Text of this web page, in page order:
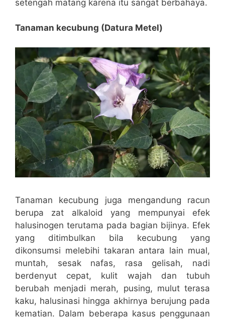
setengah matang karena itu sangat berbahaya.
Tanaman kecubung (Datura Metel)
Tanaman kecubung juga mengandung racun
berupa zat alkaloid yang mempunyai efek
halusinogen terutama pada bagian bijinya. Efek
yang ditimbulkan bila kecubung yang
dikonsumsi melebihi takaran antara lain mual,
muntah, sesak nafas, rasa gelisah, nadi
berdenyut cepat, kulit wajah dan tubuh
berubah menjadi merah, pusing, mulut terasa
kaku, halusinasi hingga akhirnya berujung pada
kematian. Dalam beberapa kasus penggunaan